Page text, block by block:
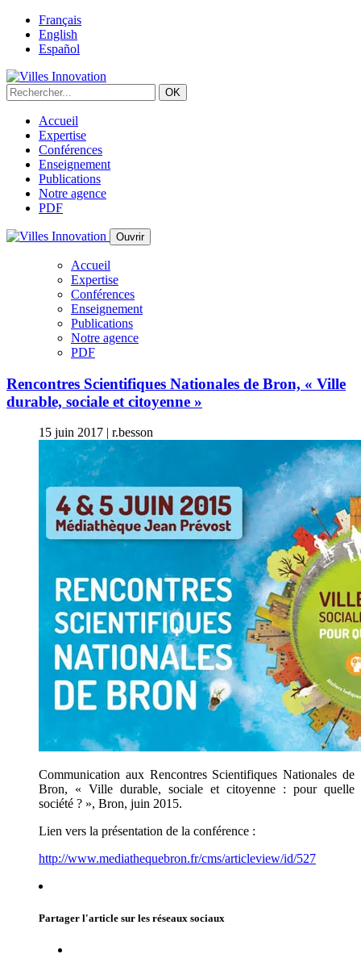
Français
English
Español
Accueil
Expertise
Conférences
Enseignement
Publications
Notre agence
PDF
Ouvrir
Accueil
Expertise
Conférences
Enseignement
Publications
Notre agence
PDF
Rencontres Scientifiques Nationales de Bron, « Ville
durable, sociale et citoyenne »
15 juin 2017 | r.besson
Communication aux Rencontres Scientifiques Nationales de
Bron, « Ville durable, sociale et citoyenne : pour quelle
société ? », Bron, juin 2015.
Lien vers la présentation de la conférence :
http://www.mediathequebron.fr/cms/articleview/id/527
Partager l'article sur les réseaux sociaux